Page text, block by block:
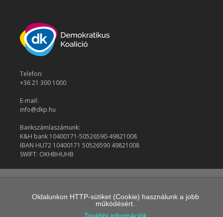
Telefon:
+36 21 300 1000
E-mail:
info@dkp.hu
Bankszámlaszámunk:
K&H bank 10400171-50526590-49821008
IBAN HU72 10400171 50526590 49821008
SWIFT: OKHBHUHB
Oldalunkon HTTP-sütiket (Cookie) használunk a jobb
működésért.